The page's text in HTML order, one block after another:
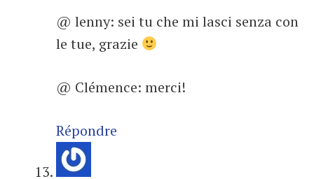
@ lenny: sei tu che mi lasci senza con
le tue, grazie
@ Clémence: merci!
Répondre